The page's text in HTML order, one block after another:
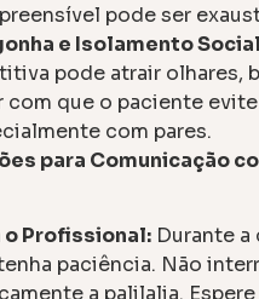
pode ser
e Isolamento
pode atrair olhares,
com que o paciente
com pares.
para Comunicação
o Profissional: Durante
paciência. Não
a palilalia.